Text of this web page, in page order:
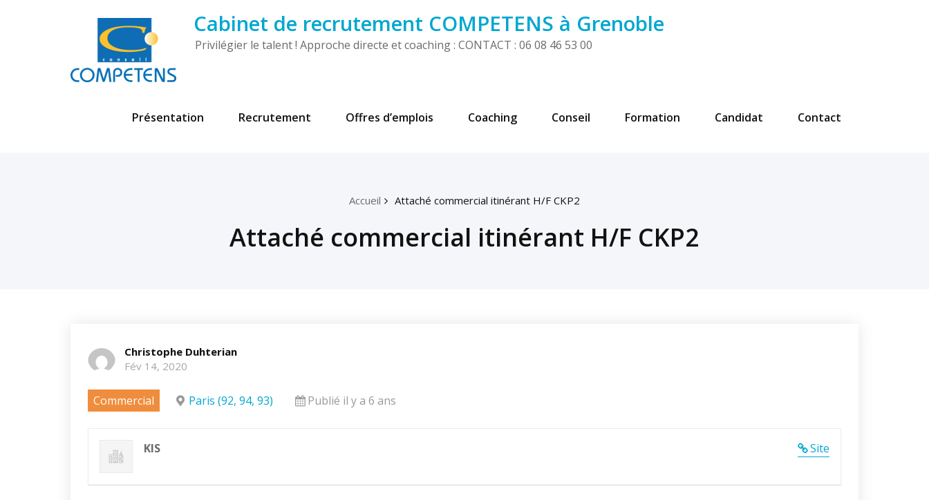
Cabinet de recrutement COMPETENS à Grenoble
Privilégier le talent ! Approche directe et coaching : CONTACT : 06 08 46 53 00
Présentation Recrutement Offres d’emplois Coaching Conseil Formation Candidat Contact
Accueil Attaché commercial itinérant H/F CKP2
Attaché commercial itinérant H/F CKP2
Christophe Duhterian
Fév 14, 2020
Commercial Paris (92, 94, 93) Publié il y a 6 ans
Site
KIS